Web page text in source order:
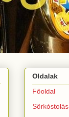
Oldalak
Főoldal
Sörkóstolás